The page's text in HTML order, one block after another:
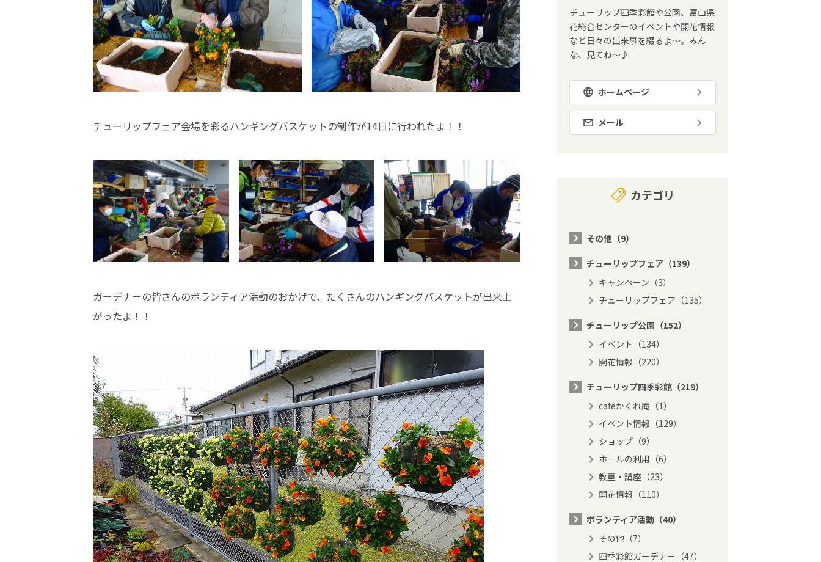
チューリップフェア会場を彩るハンギングバスケットの制作が14日に行われたよ！！
ガーデナーの皆さんのボランティア活動のおかげで、たくさんのハンギングバスケットが出来上
がったよ！！
チューリップ四季彩館や公園、富山県
花総合センターのイベントや開花情報
など日々の出来事を綴るよ～。みん
な、見てね～♪
ホームページ
メール
カテゴリ
その他（9）
チューリップフェア（139）
キャンペーン（3）
チューリップフェア（135）
チューリップ公園（152）
イベント（134）
開花情報（220）
チューリップ四季彩館（219）
cafeかくれ庵（1）
イベント情報（129）
ショップ（9）
ホールの利用（6）
教室・講座（23）
開花情報（110）
ボランティア活動（40）
その他（7）
四季彩館ガーデナー（47）